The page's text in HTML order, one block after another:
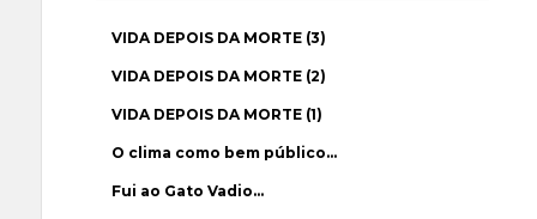
VIDA DEPOIS DA MORTE (3)
VIDA DEPOIS DA MORTE (2)
VIDA DEPOIS DA MORTE (1)
O clima como bem público…
Fui ao Gato Vadio…